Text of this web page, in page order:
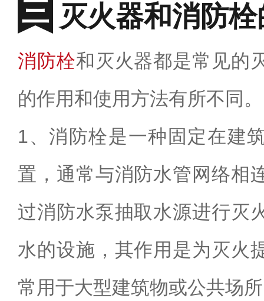
灭火器和消防
消防栓和灭火器都是常见的
的作用和使用方法有所不同。
1、消防栓是一种固定在建
置 ，通常与消防水管网络相
过消防水泵抽取水源进行灭
水的设施，其作用是为灭火
常用于大型建筑物或公共场